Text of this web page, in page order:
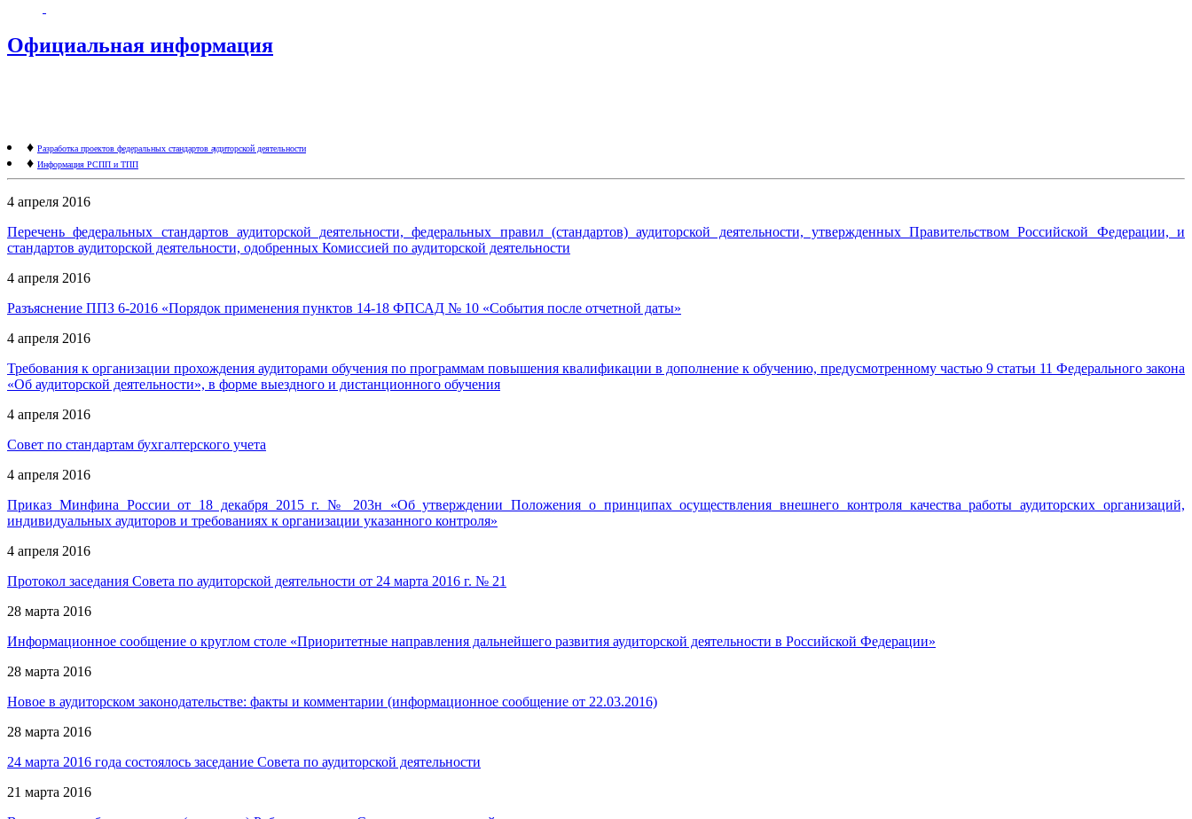
Официальная информация
♦ Разработка проектов федеральных стандартов аудиторской деятельности
♦ Информация РСПП и ТПП
4 апреля 2016
Перечень федеральных стандартов аудиторской деятельности, федеральных правил (стандартов) аудиторской деятельности, утвержденных Правительством Российской Федерации, и
стандартов аудиторской деятельности, одобренных Комиссией по аудиторской деятельности
4 апреля 2016
Разъяснение ППЗ 6-2016 «Порядок применения пунктов 14-18 ФПСАД № 10 «События после отчетной даты»
4 апреля 2016
Требования к организации прохождения аудиторами обучения по программам повышения квалификации в дополнение к обучению, предусмотренному частью 9 статьи 11 Федерального закона
«Об аудиторской деятельности», в форме выездного и дистанционного обучения
4 апреля 2016
Совет по стандартам бухгалтерского учета
4 апреля 2016
Приказ Минфина России от 18 декабря 2015 г. № 203н «Об утверждении Положения о принципах осуществления внешнего контроля качества работы аудиторских организаций,
индивидуальных аудиторов и требованиях к организации указанного контроля»
4 апреля 2016
Протокол заседания Совета по аудиторской деятельности от 24 марта 2016 г. № 21
28 марта 2016
Информационное сообщение о круглом столе «Приоритетные направления дальнейшего развития аудиторской деятельности в Российской Федерации»
28 марта 2016
Новое в аудиторском законодательстве: факты и комментарии (информационное сообщение от 22.03.2016)
28 марта 2016
24 марта 2016 года состоялось заседание Совета по аудиторской деятельности
21 марта 2016